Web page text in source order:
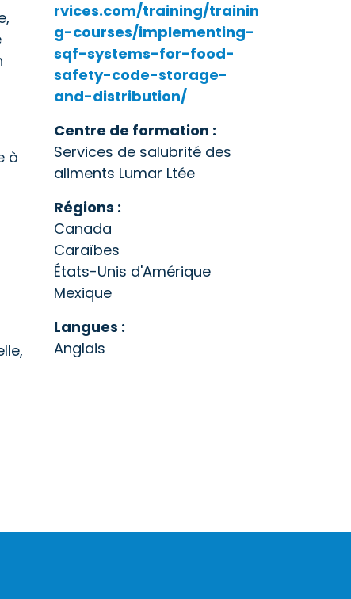
à
rvices.com/training/trainin
g-courses/implementing-
sqf-systems-for-food-
safety-code-storage-
and-distribution/
Centre de formation :
Services de salubrité des
aliments Lumar Ltée
Régions :
Canada
Caraïbes
États-Unis d'Amérique
Mexique
Langues :
Anglais